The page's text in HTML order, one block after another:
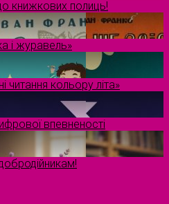
книжкових полиць!
і журавель»
читання кольору літа»
впевненості